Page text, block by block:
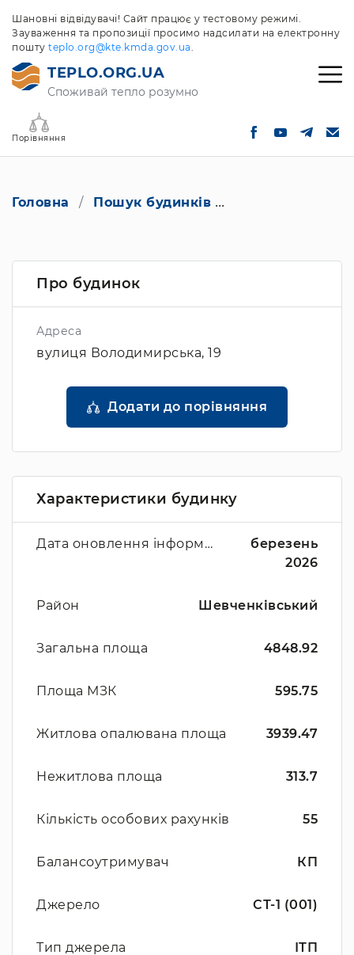
Шановні відвідувачі! Сайт працює у тестовому режимі.
Зауваження та пропозиції просимо надсилати на електронну
пошту teplo.org@kte.kmda.gov.ua.
TEPLO.ORG.UA
Споживай тепло розумно
Порівняння
Головна Пошук будинків
Про будинок
Адреса
вулиця Володимирська, 19
Додати до порівняння
Характеристики будинку
Дата оновлення інформації
березень
2026
Район Шевченківський
Загальна площа 4848.92
Площа МЗК 595.75
Житлова опалювана площа 3939.47
Нежитлова площа 313.7
Кількість особових рахунків 55
Балансоутримувач КП
Джерело СТ-1 (001)
Тип джерела ІТП